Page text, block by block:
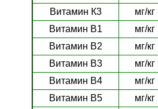
Витамин К3
мг/кг
Витамин В1
мг/кг
Витамин В2
мг/кг
Витамин В3
мг/кг
Витамин В4
мг/кг
Витамин В5
мг/кг